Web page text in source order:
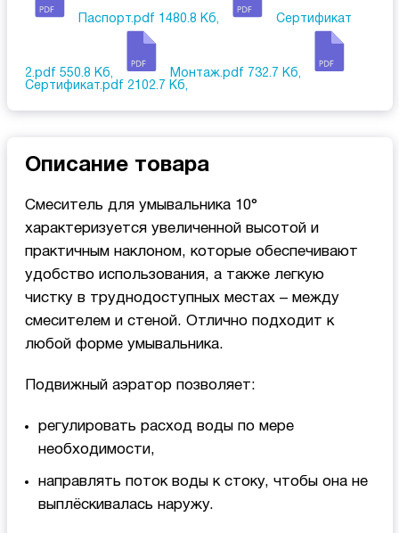
Паспорт.pdf 1480.8 Кб, Сертификат
2.pdf 550.8 Кб, Монтаж.pdf 732.7 Кб,
Сертификат.pdf 2102.7 Кб,
Описание товара
Смеситель для умывальника 10°
характеризуется увеличенной высотой и
практичным наклоном, которые обеспечивают
удобство использования, а также легкую
чистку в труднодоступных местах – между
смесителем и стеной. Отлично подходит к
любой форме умывальника.
Подвижный аэратор позволяет:
регулировать расход воды по мере
необходимости,
направлять поток воды к стоку, чтобы она не
выплёскивалась наружу.